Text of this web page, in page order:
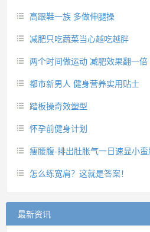
高跟鞋一族 多做伸腿操
减肥只吃蔬菜当心越吃越胖
两个时间做运动 减肥效果翻一倍
都市新男人 健身营养实用贴士
踏板操奇效塑型
怀孕前健身计划
瘦腰腹-排出肚胀气一日速显小
怎么练宽肩？这就是答案！
最新资讯